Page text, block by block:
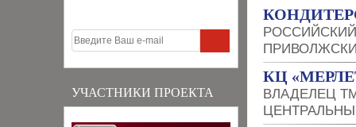
УЧАСТНИКИ ПРОЕКТА
КЦ
ВЛАДЕЛЕЦ